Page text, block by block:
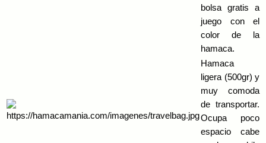
bolsa gratis a
juego con el
color de la
hamaca.
Hamaca
ligera (500gr) y
muy comoda
de transportar.
Ocupa poco
espacio cabe